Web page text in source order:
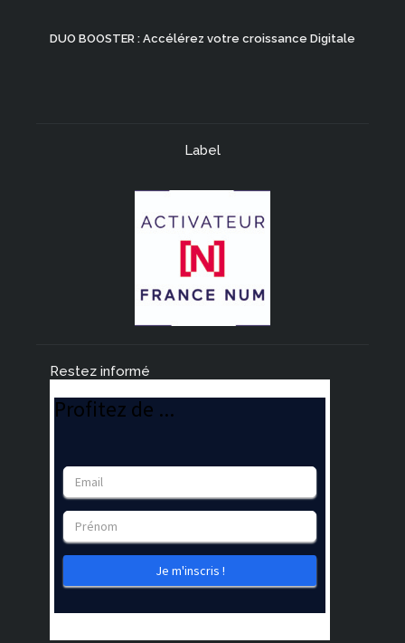
DUO BOOSTER : Accélérez votre croissance Digitale
Label
Restez informé